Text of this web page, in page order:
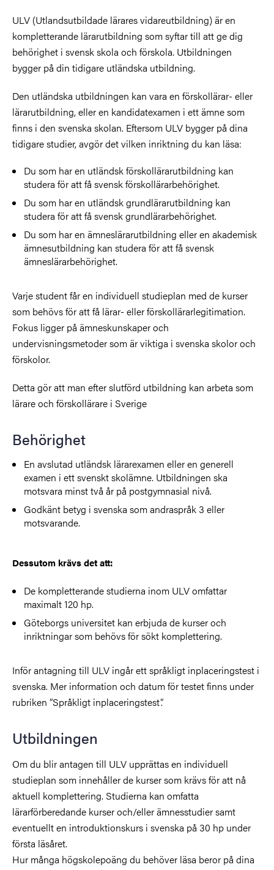
ULV (Utlandsutbildade lärares vidareutbildning) är en
kompletterande lärarutbildning som syftar till att ge dig
behörighet i svensk skola och förskola. Utbildningen
bygger på din tidigare utländska utbildning.
Den utländska utbildningen kan vara en förskollärar- eller
lärarutbildning, eller en kandidatexamen i ett ämne som
finns i den svenska skolan. Eftersom ULV bygger på dina
tidigare studier, avgör det vilken inriktning du kan läsa:
Du som har en utländsk förskollärarutbildning kan
studera för att få svensk förskollärarbehörighet.
Du som har en utländsk grundlärarutbildning kan
studera för att få svensk grundlärarbehörighet.
Du som har en ämneslärarutbildning eller en akademisk
ämnesutbildning kan studera för att få svensk
ämneslärarbehörighet.
Varje student får en individuell studieplan med de kurser
som behövs för att få lärar- eller förskollärarlegitimation.
Fokus ligger på ämneskunskaper och
undervisningsmetoder som är viktiga i svenska skolor och
förskolor.
Detta gör att man efter slutförd utbildning kan arbeta som
lärare och förskollärare i Sverige
Behörighet
En avslutad utländsk lärarexamen eller en generell
examen i ett svenskt skolämne. Utbildningen ska
motsvara minst två år på postgymnasial nivå.
Godkänt betyg i svenska som andraspråk 3 eller
motsvarande.
Dessutom krävs det att:
De kompletterande studierna inom ULV omfattar
maximalt 120 hp.
Göteborgs universitet kan erbjuda de kurser och
inriktningar som behövs för sökt komplettering.
Inför antagning till ULV ingår ett språkligt inplaceringstest i
svenska. Mer information och datum för testet finns under
rubriken ”Språkligt inplaceringstest”.
Utbildningen
Om du blir antagen till ULV upprättas en individuell
studieplan som innehåller de kurser som krävs för att nå
aktuell komplettering. Studierna kan omfatta
lärarförberedande kurser och/eller ämnesstudier samt
eventuellt en introduktionskurs i svenska på 30 hp under
första läsåret.
Hur många högskolepoäng du behöver läsa beror på dina